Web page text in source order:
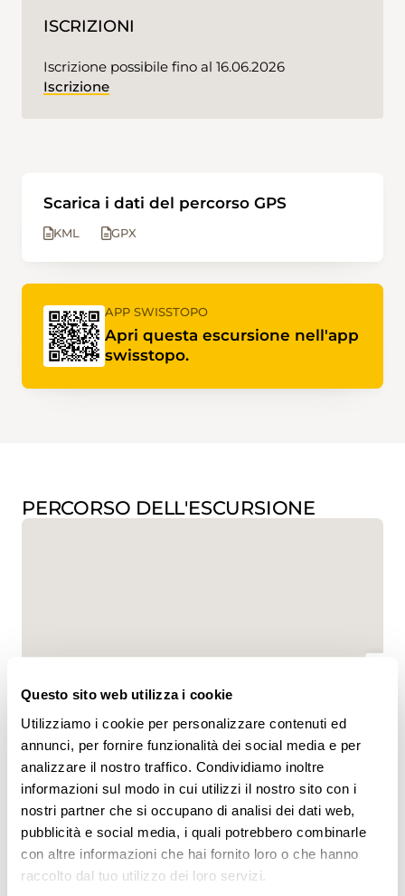
Questo sito web utilizza i cookie
Utilizziamo i cookie per personalizzare contenuti ed
annunci, per fornire funzionalità dei social media e per
analizzare il nostro traffico. Condividiamo inoltre
informazioni sul modo in cui utilizzi il nostro sito con i
nostri partner che si occupano di analisi dei dati web,
pubblicità e social media, i quali potrebbero combinarle
con altre informazioni che hai fornito loro o che hanno
raccolto dal tuo utilizzo dei loro servizi.
ISCRIZIONI
Iscrizione possibile fino al 16.06.2026
Iscrizione
Scarica i dati del percorso GPS
KML GPX
APP SWISSTOPO
Apri questa escursione nell'app
swisstopo.
PERCORSO DELL'ESCURSIONE